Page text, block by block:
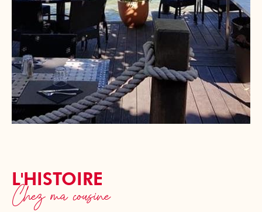
L'HISTOIRE
Chez ma cousine